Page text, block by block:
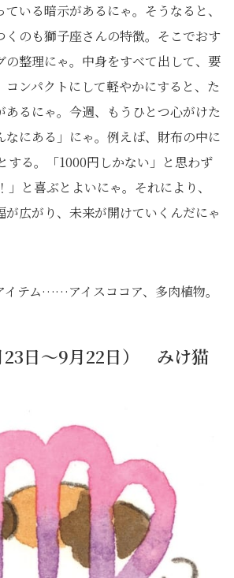
いる暗示があるにゃ。そうなると、
くのも獅子座さんの特徴。そこでおす
の整理にゃ。中身をすべて出して、要
コンパクトにして軽やかにすると、た
あるにゃ。今週、もうひとつ心がけた
なにある」にゃ。例えば、財布の中に
する。「1000円しかない」と思わず
」と喜ぶとよいにゃ。それにより、
広がり、未来が開けていくんだにゃ
イテム……アイスココア、多肉植物。
23日～9月22日） みけ猫